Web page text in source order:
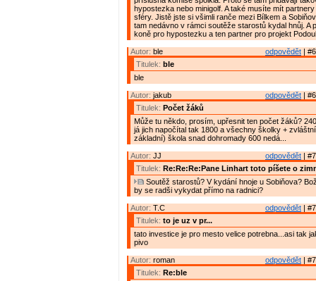
hypostezka nebo minigolf. A také musíte mít
sféry. Jistě jste si všimli ranče mezi Bílkem a
tam nedávno v rámci soutěže starostů kydal hnůj. A
koně pro hypostezku a ten partner pro projekt
odpovědět |
Autor: ble
Titulek: ble
ble
odpovědět |
Autor: jakub
Titulek: Počet žáků
Může tu někdo, prosím, upřesnit ten počet žáků?
já jich napočítal tak 1800 a všechny školky +
základní) škola snad dohromady 600 nedá...
odpovědět |
Autor: JJ
Titulek: Re:Re:Re:Pane Linhart toto píšete o
Soutěž starostů? V kydání hnoje u Sobiňova?
by se radši vykydat přímo na radnici?
odpovědět |
Autor: T.C
Titulek: to je uz v pr...
tato investice je pro mesto velice potrebna...asi tak
pivo
odpovědět |
Autor: roman
Titulek: Re:ble